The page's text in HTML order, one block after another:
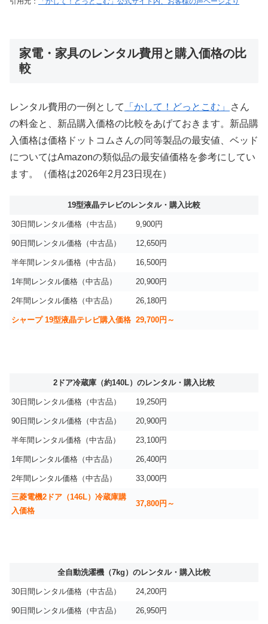
家電・家具のレンタル費用と購入価格の比
較
レンタル費用の一例として 「かして！どっとこむ」
さん
の料金と、新品購入価格の比較をあげておきます。新品購
入価格は価格ドットコムさんの同等製品の最安値、ベッド
についてはAmazonの類似品の最安値価格を参考にしてい
ます。（価格は2026年2月23日現在）
19型液晶テレビのレンタル・購入比較
30日間レンタル価格（中古品） 9,900円
90日間レンタル価格（中古品） 12,650円
半年間レンタル価格（中古品） 16,500円
1年間レンタル価格（中古品） 20,900円
2年間レンタル価格（中古品） 26,180円
シャープ 19型液晶テレビ購入価格 29,700円～
2ドア冷蔵庫（約140L）のレンタル・購入比較
30日間レンタル価格（中古品） 19,250円
90日間レンタル価格（中古品） 20,900円
半年間レンタル価格（中古品） 23,100円
1年間レンタル価格（中古品） 26,400円
2年間レンタル価格（中古品） 33,000円
三菱電機2ドア（146L）冷蔵庫購
入価格
37,800円～
全自動洗濯機（7kg）のレンタル・購入比較
30日間レンタル価格（中古品） 24,200円
90日間レンタル価格（中古品） 26,950円